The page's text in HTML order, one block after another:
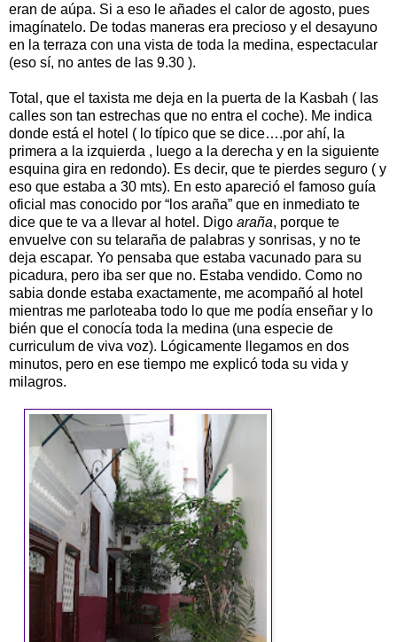
eran de aúpa. Si a eso le añades el calor de agosto, pues
imagínatelo. De todas maneras era precioso y el desayuno
en la terraza con una vista de toda la medina, espectacular
(eso sí, no antes de las 9.30 ).
Total, que el taxista me deja en la puerta de la Kasbah ( las
calles son tan estrechas que no entra el coche). Me indica
donde está el hotel ( lo típico que se dice….por ahí, la
primera a la izquierda , luego a la derecha y en la siguiente
esquina gira en redondo). Es decir, que te pierdes seguro ( y
eso que estaba a 30 mts). En esto apareció el famoso guía
oficial mas conocido por “los araña” que en inmediato te
dice que te va a llevar al hotel. Digo araña, porque te
envuelve con su telaraña de palabras y sonrisas, y no te
deja escapar. Yo pensaba que estaba vacunado para su
picadura, pero iba ser que no. Estaba vendido. Como no
sabia donde estaba exactamente, me acompañó al hotel
mientras me parloteaba todo lo que me podía enseñar y lo
bién que el conocía toda la medina (una especie de
curriculum de viva voz). Lógicamente llegamos en dos
minutos, pero en ese tiempo me explicó toda su vida y
milagros.